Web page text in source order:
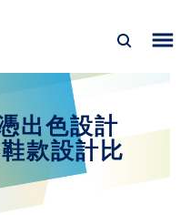
出色設計
款設計比